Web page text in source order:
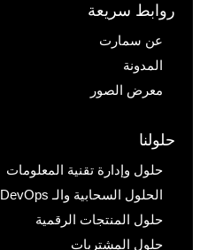
روابط سريعة
عن سمارت
المدونة
معرض الصور
حلولنا
حلول وإدارة تقنية المعلومات
الحلول السحابية والـ DevOps
حلول المنتجات الرقمية
حلول المشتريات